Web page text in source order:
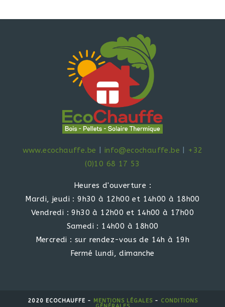
www.ecochauffe.be info@ecochauffe.be
+32
(0)10 68 17 53
Heures d'ouverture :
Mardi, jeudi : 9h30 à 12h00 et 14h00 à 18h00
Vendredi : 9h30 à 12h00 et 14h00 à 17h00
Samedi : 14h00 à 18h00
Mercredi : sur rendez-vous de 14h à 19h
Fermé lundi, dimanche
2020 ECOCHAUFFE - MENTIONS LÉGALES- CONDITIONS